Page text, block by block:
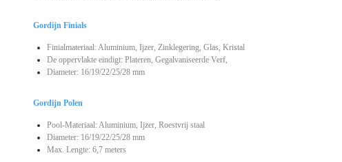
Gordijn Finials
Finialmateriaal: Aluminium, Ijzer, Zinklegering, Glas, Kristal
De oppervlakte eindigt: Plateren, Gegalvaniseerde Verf,
Diameter: 16/19/22/25/28 mm
Gordijn Polen
Pool-Materiaal: Aluminium, Ijzer, Roestvrij staal
Diameter: 16/19/22/25/28 mm
Max. Lengte: 6,7 meters